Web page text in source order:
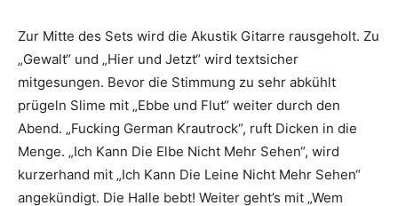
Zur Mitte des Sets wird die Akustik Gitarre rausgeholt. Zu
„Gewalt“ und „Hier und Jetzt“ wird textsicher
mitgesungen. Bevor die Stimmung zu sehr abkühlt
prügeln Slime mit „Ebbe und Flut“ weiter durch den
Abend. „Fucking German Krautrock“, ruft Dicken in die
Menge. „Ich Kann Die Elbe Nicht Mehr Sehen“, wird
kurzerhand mit „Ich Kann Die Leine Nicht Mehr Sehen“
angekündigt. Die Halle bebt! Weiter geht’s mit „Wem